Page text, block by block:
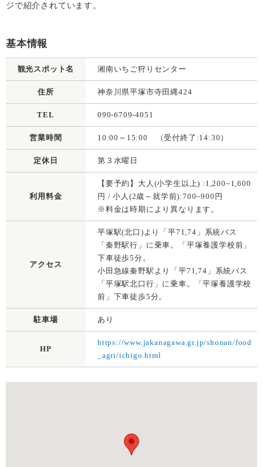
ジで紹介されています。
基本情報
観光スポット名 湘南いちご狩りセンター
住所 神奈川県平塚市寺田縄424
TEL 090-6709-4051
営業時間 10:00～15:00 （受付終了:14:30）
定休日 第３水曜日
利用料金
【要予約】大人(小学生以上) :1,200~1,600
円 / 小人(2歳～就学前):700~900円
※料金は時期により異なります。
アクセス
平塚駅(北口)より「平71,74」系統バス
「秦野駅行」に乗車。「平塚養護学校前」
下車徒歩5分。
小田急線秦野駅より「平71,74」系統バス
「平塚駅北口行」に乗車。「平塚養護学校
前」下車徒歩5分。
駐車場 あり
HP
https://www.jakanagawa.gr.jp/shonan/food
_agri/ichigo.html